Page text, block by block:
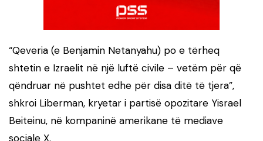
“Qeveria (e Benjamin Netanyahu) po e tërheq
shtetin e Izraelit në një luftë civile – vetëm për që
qëndruar në pushtet edhe për disa ditë të tjera”,
shkroi Liberman, kryetar i partisë opozitare Yisrael
Beiteinu, në kompaninë amerikane të mediave
sociale X.